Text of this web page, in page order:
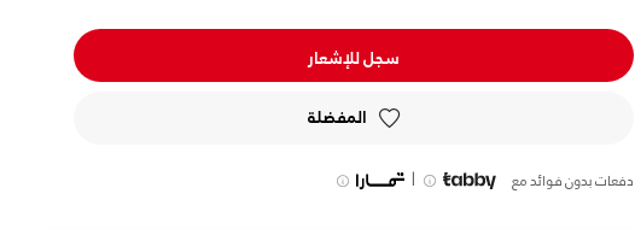
سجل للإشعار
المفضلة
دفعات بدون فوائد مع |